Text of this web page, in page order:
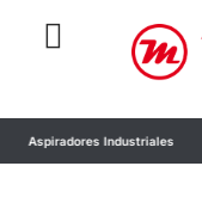
Aspiradores Industriales